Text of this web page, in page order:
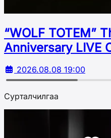
“WOLF TOTEM”
Аnniversary LIVE
2026.08.08 19:00
Сурталчилгаа